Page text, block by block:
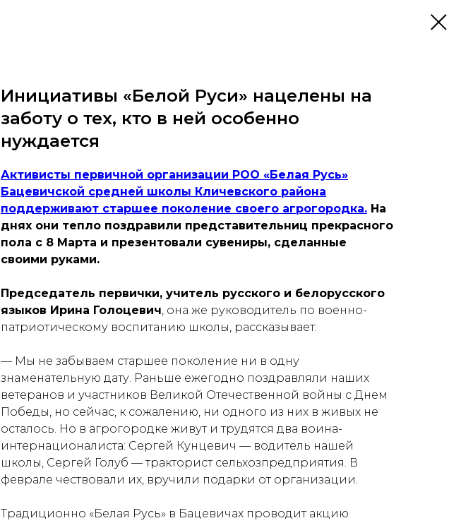
Инициативы «Белой Руси» нацелены на
заботу о тех, кто в ней особенно
нуждается
Активисты первичной организации РОО «Белая Русь»
Бацевичской средней школы Кличевского района
поддерживают старшее поколение своего агрогородка. На
днях они тепло поздравили представительниц прекрасного
пола с 8 Марта и презентовали сувениры, сделанные
своими руками.
Председатель первички, учитель русского и белорусского
языков Ирина Голоцевич, она же руководитель по военно-
патриотическому воспитанию школы, рассказывает:
— Мы не забываем старшее поколение ни в одну
знаменательную дату. Раньше ежегодно поздравляли наших
ветеранов и участников Великой Оте­чественной войны с Днем
Победы, но сейчас, к сожалению, ни одного из них в живых не
осталось. Но в агрогородке живут и трудятся два воина-
интернационалиста: Сергей Кунцевич — водитель нашей
школы, Сергей Голуб — тракторист сельхозпредприятия. В
феврале чествовали их, вручили подарки от организации.
Традиционно «Белая Русь» в Бацевичах проводит акцию